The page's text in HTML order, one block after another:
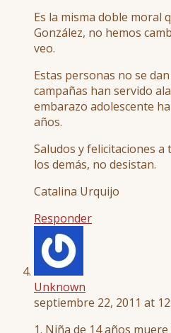
Es la misma doble moral
González, no hemos
veo.
Estas personas no se
campañas han servido
embarazo adolescente
años.
Saludos y felicitaciones
los demás, no desistan.
Catalina Urquijo
Responder
Unknown
septiembre 22, 2011 at
1. Niña de 14 años